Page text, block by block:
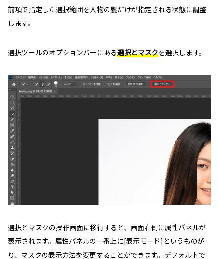
前項で指定した選択範囲を人物の髪だけが指定される状態に調整
します。
選択ツールのオプションバーにある選択とマスクを選択します。
選択とマスクの操作画面に移行すると、画面右側に属性パネルが
表示されます。属性パネルの一番上に[表示モード]というものが
り、マスクの表示方法を変更することができます。デフォルトで